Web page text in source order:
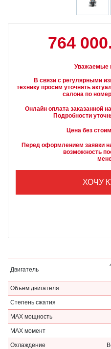
764
Уважаемые
технику просим уточнять
Онлайн оплата заказанной
Подробности
Цена без
Перед оформлением заявки
возможность
ХОЧУ
Двигатель
Объем двигателя
Степень сжатия
МАХ мощность
МАХ момент
Охлаждение